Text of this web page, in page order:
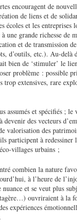
encouragent de
de liens et de
écoles et les entreprises
une grande richesse de
et de transmission
d’outils, etc.). Au-delà
bien de ‘stimuler’ le
problème : possible
trop extensives, rare
assumés et spécifiés ; le
des vecteurs
valorisation des
participent à
villages urbains ;
combien la nature
à l’heure de
et se veut plus
ouvriraient à la
expériences